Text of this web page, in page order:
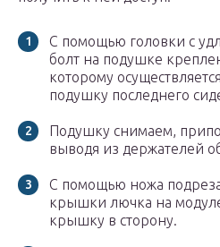
С помощью головки с
болт на подушке
которому
подушку последнего
Подушку снимаем,
выводя из держателей
С помощью ножа
крышки лючка на
крышку в сторону.